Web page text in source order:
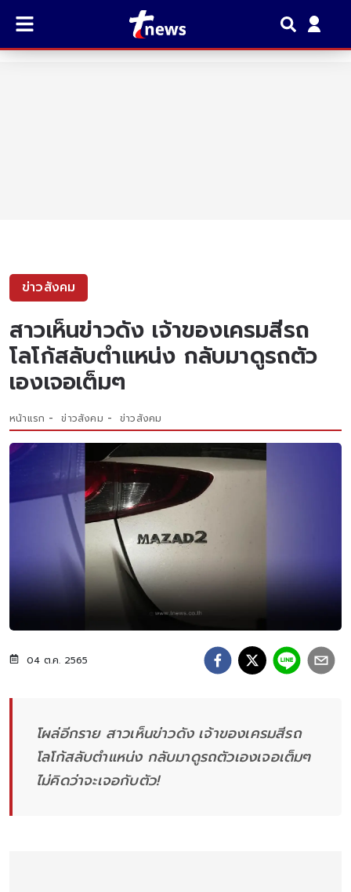
ข่าวสังคม
สาวเห็นข่าวดัง เจ้าของเครมสีรถ
โลโก้สลับตำแหน่ง กลับมาดูรถตัว
เองเจอเต็มๆ
หน้าแรก ข่าวสังคม ข่าวสังคม
04 ต.ค. 2565
โผล่อีกราย สาวเห็นข่าวดัง เจ้าของเครมสีรถ
โลโก้สลับตำแหน่ง กลับมาดูรถตัวเองเจอเต็มๆ
ไม่คิดว่าจะเจอกับตัว!